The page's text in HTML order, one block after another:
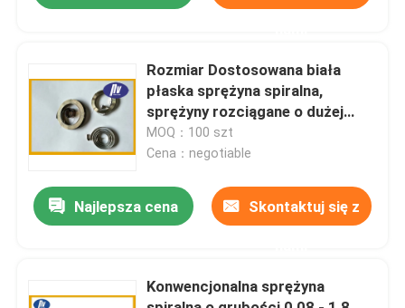
Kontrola jakości
Skontaktuj się z nami
Poprosić o wycenę
Stalowa sprężyna spiralna
Sprężyna spiralna skrętna
Rozmiar Dostosowana biała
płaska sprężyna spiralna,
sprężyny rozciągane o dużej
wytrzymałości
MOQ：100 szt
Cena：negotiable
Najlepsza cena Skontaktuj się z
Konwencjonalna sprężyna